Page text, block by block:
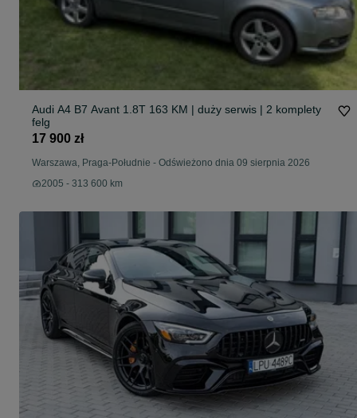
Audi A4 B7 Avant 1.8T 163 KM | duży serwis | 2 komplety
felg
17 900 zł
Warszawa, Praga-Południe - Odświeżono dnia 09 sierpnia 2026
2005 - 313 600 km